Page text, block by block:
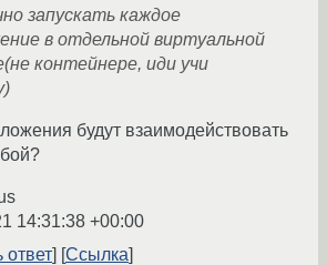
запускать каждое
в отдельной виртуальной
контейнере, иди учи
будут взаимодействовать
14:31:38 +00:00
ответ
Ссылка